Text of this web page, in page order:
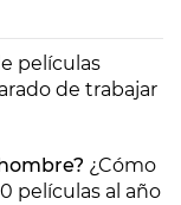
películas
de trabajar
¿Cómo
películas al año